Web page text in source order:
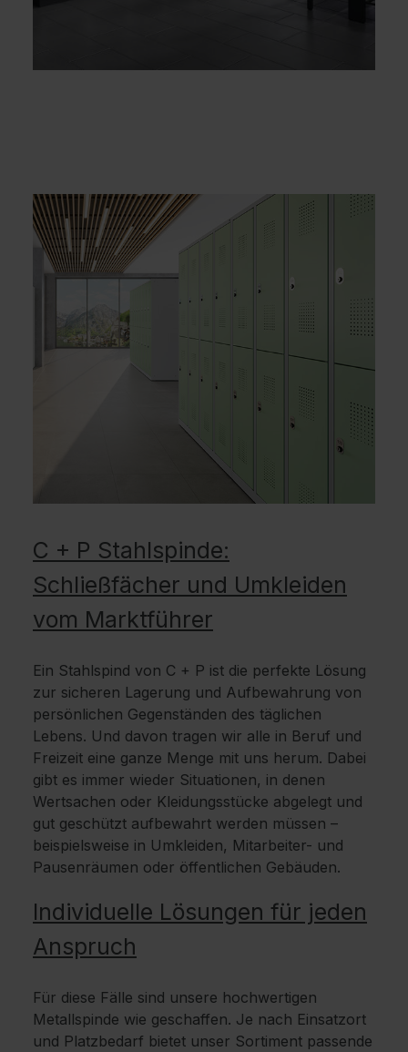
C + P Stahlspinde:
Schließfächer und Umkleiden
vom Marktführer
Ein Stahlspind von C + P ist die perfekte Lösung
zur sicheren Lagerung und Aufbewahrung von
persönlichen Gegenständen des täglichen
Lebens. Und davon tragen wir alle in Beruf und
Freizeit eine ganze Menge mit uns herum. Dabei
gibt es immer wieder Situationen, in denen
Wertsachen oder Kleidungsstücke abgelegt und
gut geschützt aufbewahrt werden müssen –
beispielsweise in Umkleiden, Mitarbeiter- und
Pausenräumen oder öffentlichen Gebäuden.
Individuelle Lösungen für jeden
Anspruch
Für diese Fälle sind unsere hochwertigen
Metallspinde wie geschaffen. Je nach Einsatzort
und Platzbedarf bietet unser Sortiment passende